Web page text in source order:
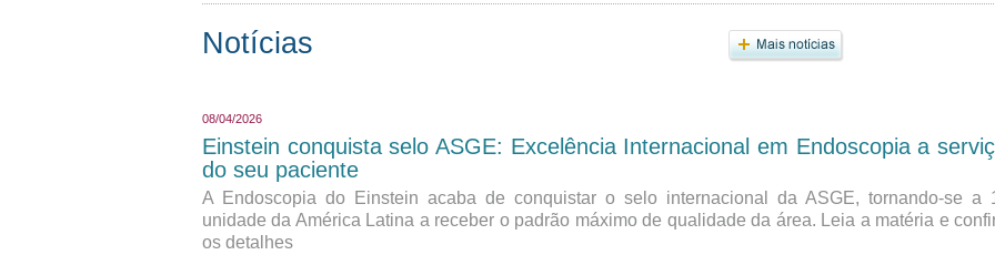
Notícias
08/04/2026
Einstein conquista selo ASGE: Excelência Internacional em Endoscopia a
do seu paciente
A Endoscopia do Einstein acaba de conquistar o selo internacional da ASGE, tornando-se a
unidade da América Latina a receber o padrão máximo de qualidade da área. Leia a matéria e
os detalhes